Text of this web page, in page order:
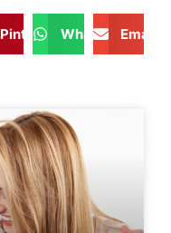
PinterestWhatsAppEmail